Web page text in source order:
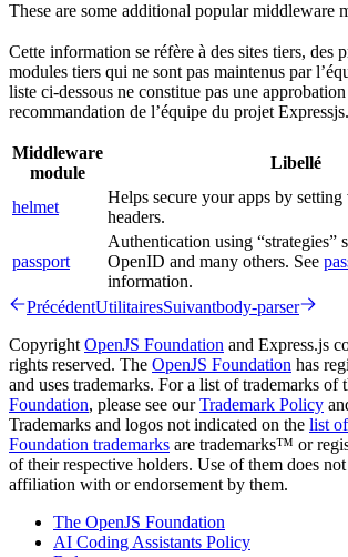
These are some additional popular middleware
Cette information se réfère à des sites tiers, des
modules tiers qui ne sont pas maintenus par
liste ci-dessous ne constitue pas une
recommandation de l’équipe du projet Expressjs.
Middleware
module
Libellé
helmet
Helps secure your apps by
headers.
passport
Authentication using “strategies”
OpenID and many others. See
information.
PrécédentUtilitairesSuivantbody-parser
Copyright OpenJS Foundation and Express.js
rights reserved. The OpenJS Foundation has
and uses trademarks. For a list of trademarks of
Foundation, please see ourTrademark Policy
Trademarks and logos not indicated on the list
Foundation trademarks are trademarks™ or
of their respective holders. Use of them does
affiliation with or endorsement by them.
The OpenJS Foundation
AI Coding Assistants Policy